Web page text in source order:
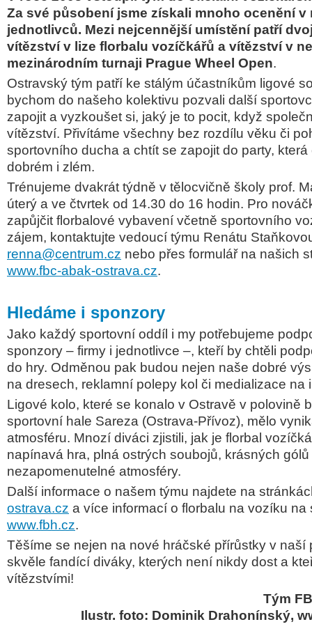
Za své působení jsme získali mnoho ocenění v
jednotlivců. Mezi nejcennější umístění patří
vítězství v lize florbalu vozíčkářů a vítězství v
mezinárodním turnaji Prague Wheel Open.
Ostravský tým patří ke stálým účastníkům ligové
bychom do našeho kolektivu pozvali další
zapojit a vyzkoušet si, jaký je to pocit, když
vítězství. Přivítáme všechny bez rozdílu věku či
sportovního ducha a chtít se zapojit do party,
dobrém i zlém.
Trénujeme dvakrát týdně v tělocvičně školy prof.
úterý a ve čtvrtek od 14.30 do 16 hodin. Pro
zapůjčit florbalové vybavení včetně sportovního
zájem, kontaktujte vedoucí týmu Renátu
renna@centrum.cz nebo přes formulář na našich
www.fbc-abak-ostrava.cz.
Hledáme i sponzory
Jako každý sportovní oddíl i my potřebujeme
sponzory – firmy i jednotlivce –, kteří by chtěli
do hry. Odměnou pak budou nejen naše dobré
na dresech, reklamní polepy kol či medializace na
Ligové kolo, které se konalo v Ostravě v polovině
sportovní hale Sareza (Ostrava-Přívoz), mělo
atmosféru. Mnozí diváci zjistili, jak je florbal
napínavá hra, plná ostrých soubojů, krásných gólů
nezapomenutelné atmosféry.
Další informace o našem týmu najdete na
ostrava.cz a více informací o florbalu na vozíku na
www.fbh.cz.
Těšíme se nejen na nové hráčské přírůstky v naší
skvěle fandící diváky, kterých není nikdy dost a
vítězstvími!
Tým
Ilustr. foto: Dominik Drahonínský,